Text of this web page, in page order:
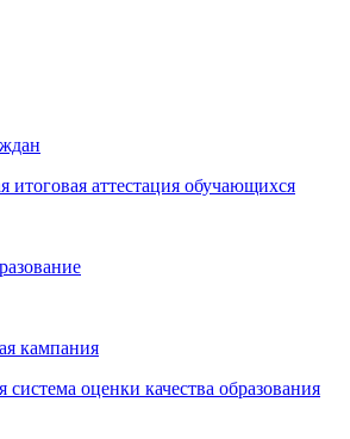
итоговая аттестация обучающихся
кампания
оценки качества образования